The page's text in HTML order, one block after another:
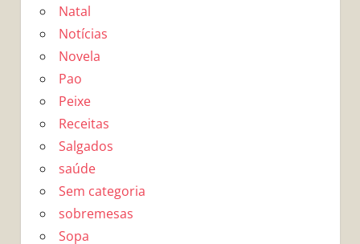
Natal
Notícias
Novela
Pao
Peixe
Receitas
Salgados
saúde
Sem categoria
sobremesas
Sopa